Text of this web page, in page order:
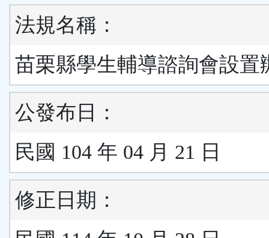
法規名稱：
苗栗縣學生輔導諮詢會設置
公發布日：
民國 104 年 04 月 21 日
修正日期：